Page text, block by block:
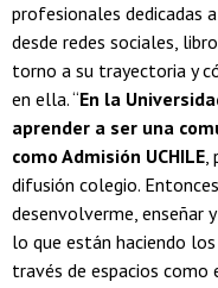
profesionales dedicadas
desde redes sociales,
torno a su trayectoria y
en ella. “En la
aprender a ser una
como Admisión UCHILE,
difusión colegio.
desenvolverme, enseñar
lo que están haciendo
través de espacios como